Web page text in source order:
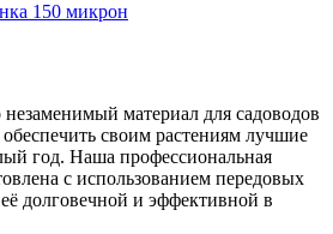
150 микрон
материал для садоводов
своим растениям лучшие
год. Наша профессиональная
с использованием передовых
долговечной и эффективной в